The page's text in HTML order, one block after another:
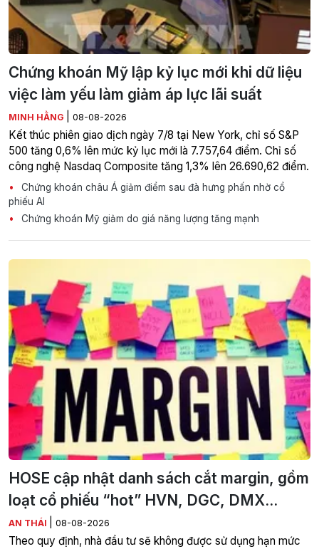
Chứng khoán Mỹ lập kỷ lục mới khi dữ liệu
việc làm yếu làm giảm áp lực lãi suất
MINH HẰNG 08-08-2026
Kết thúc phiên giao dịch ngày 7/8 tại New York, chỉ số S&P
500 tăng 0,6% lên mức kỷ lục mới là 7.757,64 điểm. Chỉ số
công nghệ Nasdaq Composite tăng 1,3% lên 26.690,62 điểm.
Chứng khoán châu Á giảm điểm sau đà hưng phấn nhờ cổ
phiếu AI
Chứng khoán Mỹ giảm do giá năng lượng tăng mạnh
HOSE cập nhật danh sách cắt margin, gồm
loạt cổ phiếu “hot” HVN, DGC, DMX...
AN THÁI 08-08-2026
Theo quy định, nhà đầu tư sẽ không được sử dụng hạn mức